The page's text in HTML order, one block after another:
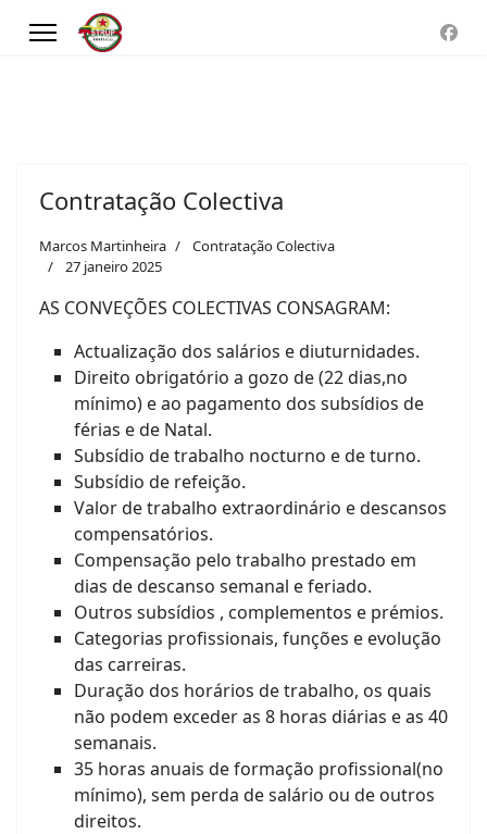
Contratação Colectiva
Marcos Martinheira
Contratação Colectiva
27 janeiro 2025
AS CONVEÇÕES COLECTIVAS CONSAGRAM:
Actualização dos salários e diuturnidades.
Direito obrigatório a gozo de (22 dias,no
mínimo) e ao pagamento dos subsídios de
férias e de Natal.
Subsídio de trabalho nocturno e de turno.
Subsídio de refeição.
Valor de trabalho extraordinário e descansos
compensatórios.
Compensação pelo trabalho prestado em
dias de descanso semanal e feriado.
Outros subsídios , complementos e prémios.
Categorias profissionais, funções e evolução
das carreiras.
Duração dos horários de trabalho, os quais
não podem exceder as 8 horas diárias e as 40
semanais.
35 horas anuais de formação profissional(no
mínimo), sem perda de salário ou de outros
direitos.